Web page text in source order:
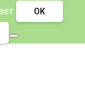
ОК